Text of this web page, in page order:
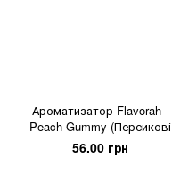
Ароматизатор Flavorah -
Peach Gummy (Персикові
желейки), 5 мл
56.00 грн